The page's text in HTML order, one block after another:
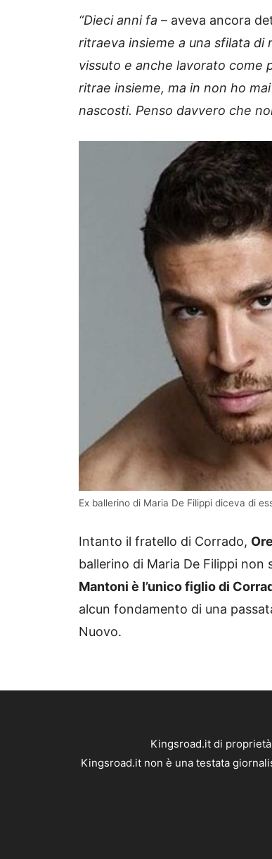
“Dieci anni fa – aveva ancora
ritraeva insieme a una sfilata di
vissuto e anche lavorato come
ritrae insieme, ma in non ho
nascosti. Penso davvero che
Ex ballerino di Maria De Filippi diceva di
Intanto il fratello di Corrado,
ballerino di Maria De Filippi
Mantoni è l’unico figlio di
alcun fondamento di una
Nuovo.
Kingsroad.it di proprietà
Kingsroad.it non è una testata